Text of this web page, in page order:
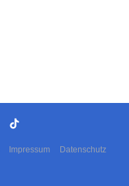
Impressum Datenschutz